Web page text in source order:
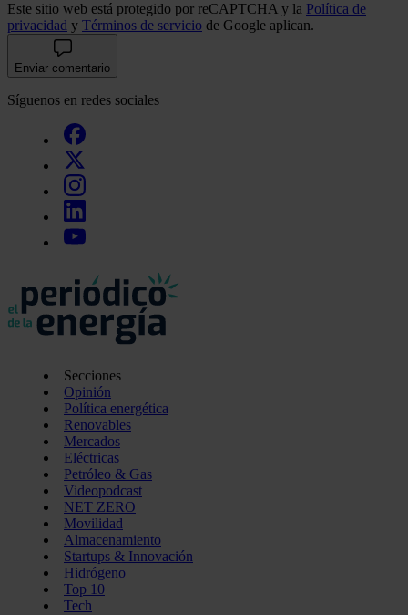
Este sitio web está protegido por reCAPTCHA y la Política de
privacidad y Términos de servicio de Google aplican.
Enviar comentario
Síguenos en redes sociales
Secciones
Opinión
Política energética
Renovables
Mercados
Eléctricas
Petróleo & Gas
Videopodcast
NET ZERO
Movilidad
Almacenamiento
Startups & Innovación
Hidrógeno
Top 10
Tech